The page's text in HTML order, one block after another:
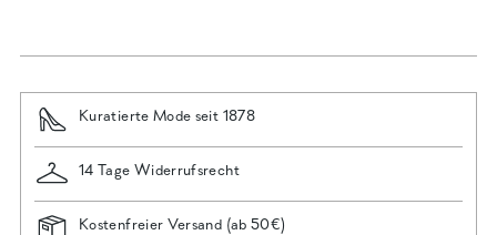
Kuratierte Mode seit 1878
14 Tage Widerrufsrecht
Kostenfreier Versand (ab 50€)